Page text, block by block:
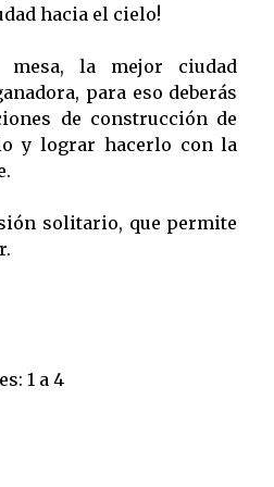
hacia el cielo!
la mejor ciudad
para eso deberás
de construcción de
y lograr hacerlo con la
solitario, que permite
1 a 4